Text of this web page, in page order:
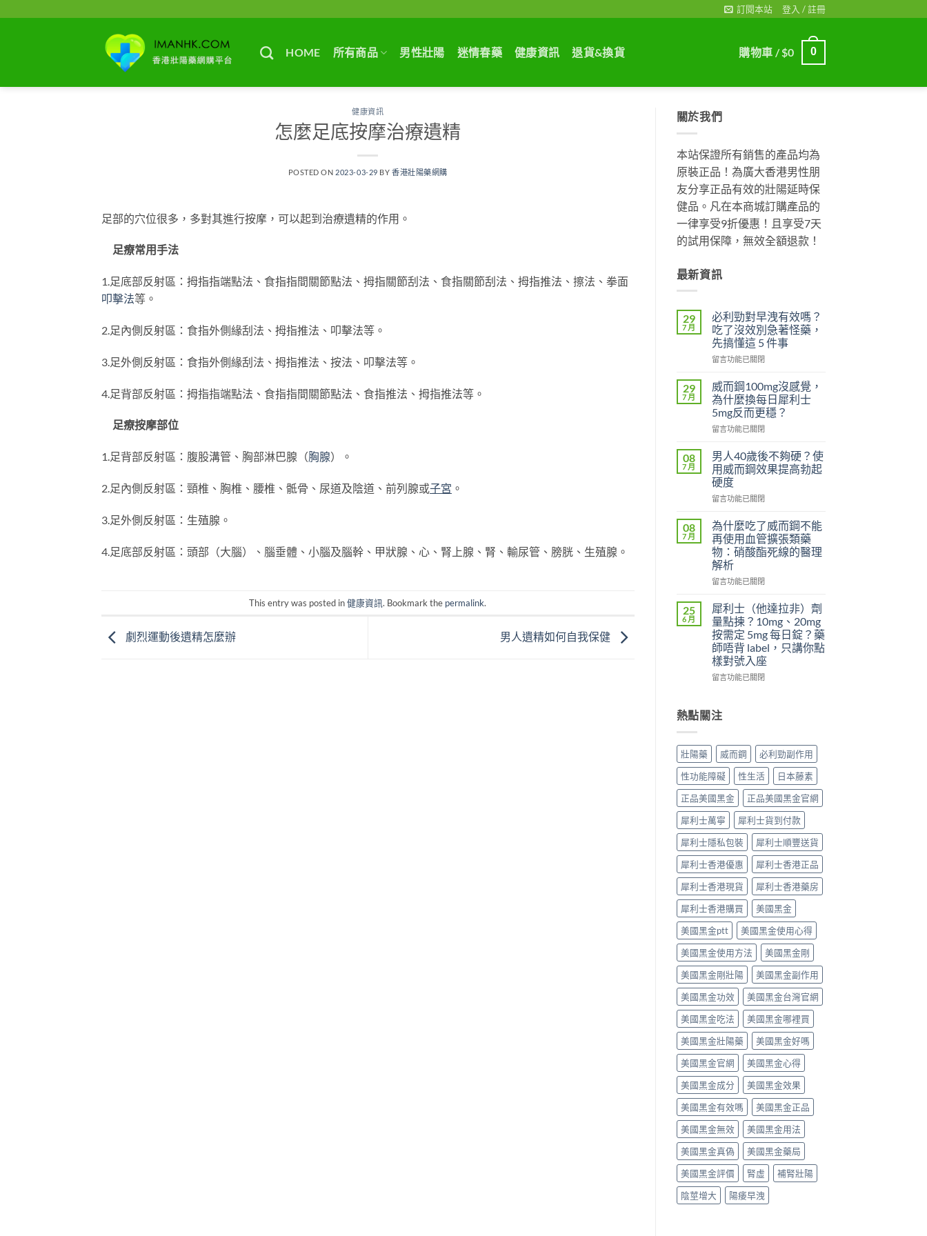
訂閱本站 登入 / 註冊
HOME 所有商品 男性壯陽 迷情春藥 健康資訊 退貨&換貨 購物車 /$0 0
健康資訊
怎麼足底按摩治療遺精
POSTED ON 2023-03-29 BY香港壯陽藥網購
足部的穴位很多，多對其進行按摩，可以起到治療遺精的作用。
足療常用手法
1.足底部反射區：拇指指端點法、食指指間關節點法、拇指關節刮法、食指關節刮法、拇指推法、擦法、拳面
叩擊法等。
2.足內側反射區：食指外側緣刮法、拇指推法、叩擊法等。
3.足外側反射區：食指外側緣刮法、拇指推法、按法、叩擊法等。
4.足背部反射區：拇指指端點法、食指指間關節點法、食指推法、拇指推法等。
足療按摩部位
1.足背部反射區：腹股溝管、胸部淋巴腺（胸腺）。
2.足內側反射區：頸椎、胸椎、腰椎、骶骨、尿道及陰道、前列腺或子宮 。
3.足外側反射區：生殖腺。
4.足底部反射區：頭部（大腦）、腦垂體、小腦及腦幹、甲狀腺、心、腎上腺、腎、輸尿管、膀胱、生殖腺。
This entry was posted in健康資訊. Bookmark the permalink.
劇烈運動後遺精怎麼辦 男人遺精如何自我保健
關於我們
本站保證所有銷售的產品均為
原裝正品！為廣大香港男性朋
友分享正品有效的壯陽延時保
健品。凡在本商城訂購產品的
一律享受9折優惠！且享受7天
的試用保障，無效全額退款！
最新資訊
29
7 月
必利勁對早洩有效嗎？
吃了沒效別急著怪藥，
先搞懂這 5 件事
在
利
勁
對
早
洩
效
嗎？
吃
了
沒
別
急
著
怪
藥，
先
懂
這
5
件
事〉
中
留言功能已關閉
29
7 月
威而鋼100mg沒感覺，
為什麼換每日犀利士
5mg反而更穩？
在
而
鋼
100mg
沒
感
為
什
麼
換
每
日
利
士
5mg
反
而
更
穩？〉
留言功能已關閉
08
7 月
男人40歲後不夠硬？使
用威而鋼效果提高勃起
硬度
在
人
40
歲
後
不
夠
使
用
威
而
鋼
效
果
勃
起
度〉
留言功能已關閉
08
7 月
為什麼吃了威而鋼不能
再使用血管擴張類藥
物：硝酸酯死線的醫理
解析
在
什
麼
吃
了
威
而
鋼
再
使
血
擴
張
類
藥
物：
硝
酸
酯
死
線
的
醫
理
解
析〉
中
留言功能已關閉
25
6 月
犀利士（他達拉非）劑
量點揀？10mg、20mg
按需定 5mg 每日錠？藥
師唔背 label，只講你點
樣對號入座
在
士
（他
拉
非）
劑
量
點
揀？
10mg、
20mg
按
需
定
5mg
每
日
錠？
藥
師
唔
背
label，
只
講
你
點
樣
對
號
入
座〉
中
留言功能已關閉
熱點關注
壯陽藥 威而鋼
必利勁副作用
性功能障礙
性生活
日本藤素
正品美國黑金
正品美國黑金官網
犀利士萬寧
犀利士貨到付款
犀利士隱私包裝
犀利士順豐送貨
犀利士香港優惠
犀利士香港正品
犀利士香港現貨
犀利士香港藥房
犀利士香港購買
美國黑金
美國黑金ptt
美國黑金使用心得
美國黑金使用方法
美國黑金剛
美國黑金剛壯陽
美國黑金副作用
美國黑金功效
美國黑金台灣官網
美國黑金吃法
美國黑金哪裡買
美國黑金壯陽藥
美國黑金好嗎
美國黑金官網
美國黑金心得
美國黑金成分
美國黑金效果
美國黑金有效嗎
美國黑金正品
美國黑金無效
美國黑金用法
美國黑金真偽
美國黑金藥局
美國黑金評價
腎虛
補腎壯陽
陰莖增大
陽痿早洩